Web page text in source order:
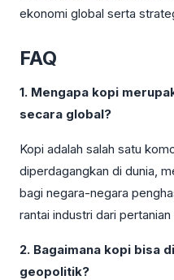
ekonomi global serta
FAQ
1. Mengapa kopi
secara global?
Kopi adalah salah satu
diperdagangkan di dunia,
bagi negara-negara
rantai industri dari
2. Bagaimana kopi bisa
geopolitik?